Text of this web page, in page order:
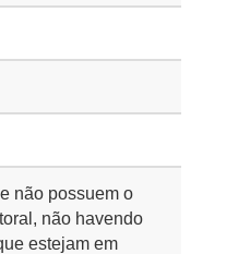
não possuem o
não havendo
estejam em